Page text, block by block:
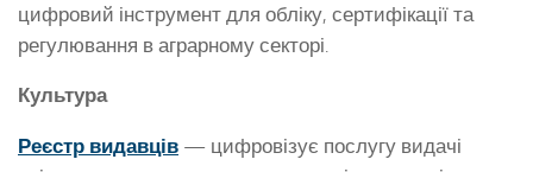
цифровий інструмент для обліку, сертифікації та
регулювання в аграрному секторі.
Культура
Реєстр видавців — цифровізує послугу видачі